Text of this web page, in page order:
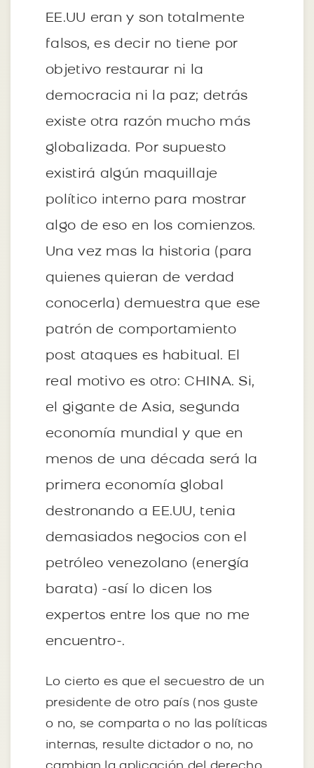
EE.UU eran y son totalmente
falsos, es decir no tiene por
objetivo restaurar ni la
democracia ni la paz; detrás
existe otra razón mucho más
globalizada. Por supuesto
existirá algún maquillaje
político interno para mostrar
algo de eso en los comienzos.
Una vez mas la historia (para
quienes quieran de verdad
conocerla) demuestra que ese
patrón de comportamiento
post ataques es habitual. El
real motivo es otro: CHINA. Si,
el gigante de Asia, segunda
economía mundial y que en
menos de una década será la
primera economía global
destronando a EE.UU, tenia
demasiados negocios con el
petróleo venezolano (energía
barata) -así lo dicen los
expertos entre los que no me
encuentro-.
Lo cierto es que el secuestro de un
presidente de otro país (nos guste
o no, se comparta o no las políticas
internas, resulte dictador o no, no